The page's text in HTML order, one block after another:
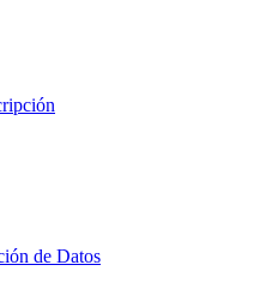
de Datos